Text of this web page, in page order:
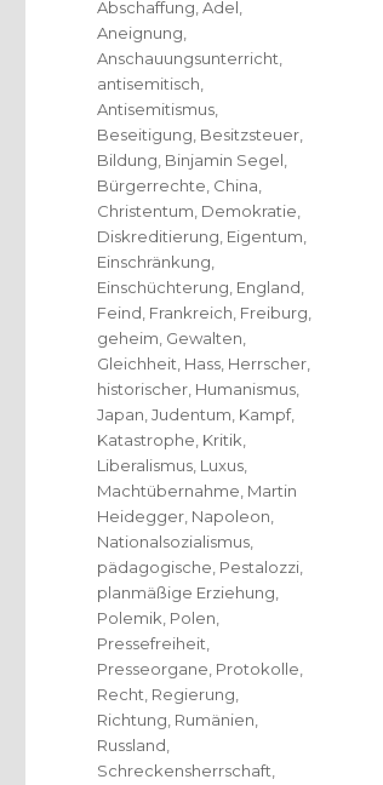
Abschaffung ,Adel
Aneignung
Anschauungsunterricht
antisemitisch
Antisemitismus
Beseitigung Besitzsteuer
Bildung Binjamin Segel
Bürgerrechte China
Christentum Demokratie
Diskreditierung Eigentum
Einschränkung
Einschüchterung England
Feind Frankreich Freiburg
geheim Gewalten
Gleichheit Hass Herrscher
historischer Humanismus
Japan ,Judentum Kampf,
Katastrophe Kritik
Liberalismus Luxus
Machtübernahme Martin
Heidegger Napoleon
Nationalsozialismus
pädagogische Pestalozzi
planmäßige Erziehung
Polemik Polen
Pressefreiheit
Presseorgane Protokolle
Recht Regierung
Richtung Rumänien
Russland
Schreckensherrschaft